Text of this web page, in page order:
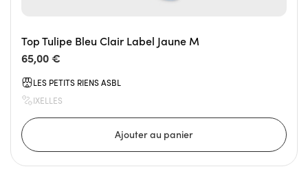
Top Tulipe Bleu Clair Label Jaune M
65,00 €
LES PETITS RIENS ASBL
IXELLES